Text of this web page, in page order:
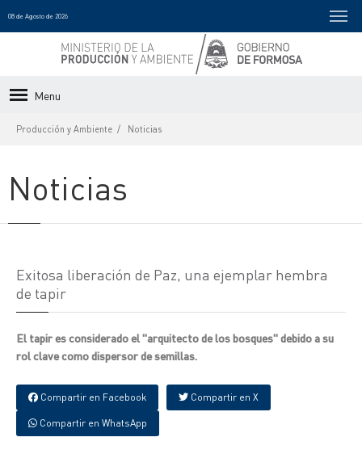
08 de Agosto de 2026
Menu
Producción y Ambiente Noticias
Noticias
Exitosa liberación de Paz, una ejemplar hembra
de tapir
El tapir es considerado el "arquitecto de los bosques" debido a su
rol clave como dispersor de semillas.
Compartir en Facebook Compartir en X
Compartir en WhatsApp